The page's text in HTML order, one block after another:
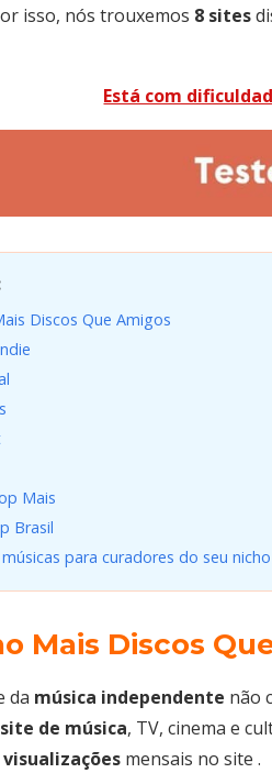
isso, nós trouxemos 8 sites
Está com
Discos Que Amigos
Mais
Brasil
músicas para curadores do seu
Mais Discos
da música independente não
site de música, TV, cinema e
mensais no site .